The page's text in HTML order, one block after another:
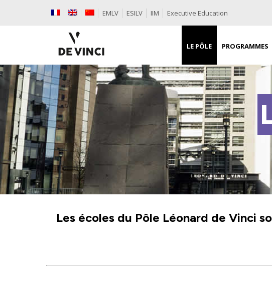
EMLV ESILV IIM Executive Education
LE PÔLE PROGRAMMES
Les écoles du Pôle Léonard de Vinci